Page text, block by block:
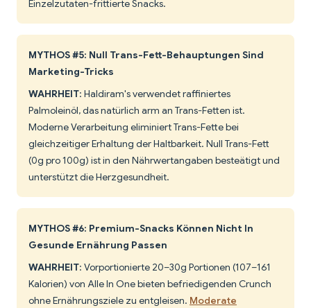
Einzelzutaten-frittierte Snacks.
MYTHOS #5: Null Trans-Fett-Behauptungen Sind
Marketing-Tricks
WAHRHEIT: Haldiram's verwendet raffiniertes
Palmoleinöl, das natürlich arm an Trans-Fetten ist.
Moderne Verarbeitung eliminiert Trans-Fette bei
gleichzeitiger Erhaltung der Haltbarkeit. Null Trans-Fett
(0g pro 100g) ist in den Nährwertangaben besteätigt und
unterstützt die Herzgesundheit.
MYTHOS #6: Premium-Snacks Können Nicht In
Gesunde Ernährung Passen
WAHRHEIT: Vorportionierte 20–30g Portionen (107–161
Kalorien) von Alle In One bieten befriedigenden Crunch
ohne Ernährungsziele zu entgleisen. Moderate